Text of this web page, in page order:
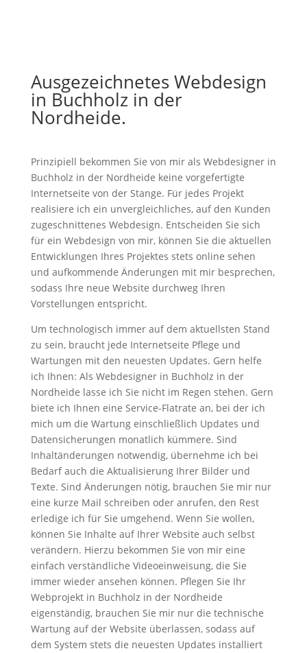
Ausgezeichnetes Webdesign
in Buchholz in der
Nordheide.
Prinzipiell bekommen Sie von mir als Webdesigner in
Buchholz in der Nordheide keine vorgefertigte
Internetseite von der Stange. Für jedes Projekt
realisiere ich ein unvergleichliches, auf den Kunden
zugeschnittenes Webdesign. Entscheiden Sie sich
für ein Webdesign von mir, können Sie die aktuellen
Entwicklungen Ihres Projektes stets online sehen
und aufkommende Änderungen mit mir besprechen,
sodass Ihre neue Website durchweg Ihren
Vorstellungen entspricht.
Um technologisch immer auf dem aktuellsten Stand
zu sein, braucht jede Internetseite Pflege und
Wartungen mit den neuesten Updates. Gern helfe
ich Ihnen: Als Webdesigner in Buchholz in der
Nordheide lasse ich Sie nicht im Regen stehen. Gern
biete ich Ihnen eine Service-Flatrate an, bei der ich
mich um die Wartung einschließlich Updates und
Datensicherungen monatlich kümmere. Sind
Inhaltänderungen notwendig, übernehme ich bei
Bedarf auch die Aktualisierung Ihrer Bilder und
Texte. Sind Änderungen nötig, brauchen Sie mir nur
eine kurze Mail schreiben oder anrufen, den Rest
erledige ich für Sie umgehend. Wenn Sie wollen,
können Sie Inhalte auf Ihrer Website auch selbst
verändern. Hierzu bekommen Sie von mir eine
einfach verständliche Videoeinweisung, die Sie
immer wieder ansehen können. Pflegen Sie Ihr
Webprojekt in Buchholz in der Nordheide
eigenständig, brauchen Sie mir nur die technische
Wartung auf der Website überlassen, sodass auf
dem System stets die neuesten Updates installiert